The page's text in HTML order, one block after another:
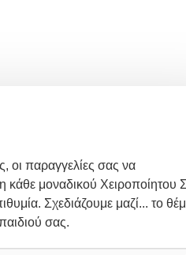
οι παραγγελίες σας να
κάθε μοναδικού Χειροποίητου
Σχεδιάζουμε μαζί... το
σας.